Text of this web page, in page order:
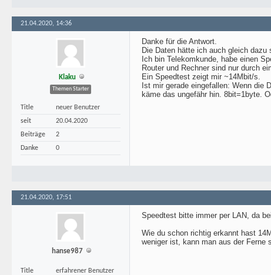
21.04.2020, 14:36
Klaku
Themen Starter
Title
neuer Benutzer
seit
20.04.2020
Beiträge
2
Danke
0
Danke für die Antwort.
Die Daten hätte ich auch gleich dazu
Ich bin Telekomkunde, habe einen
Router und Rechner sind nur durch
Ein Speedtest zeigt mir ~14Mbit/s.
Ist mir gerade eingefallen: Wenn die
käme das ungefähr hin. 8bit=1byte.
21.04.2020, 17:51
hanse987
Title
erfahrener Benutzer
Speedtest bitte immer per LAN, da
Wie du schon richtig erkannt hast
weniger ist, kann man aus der Ferne